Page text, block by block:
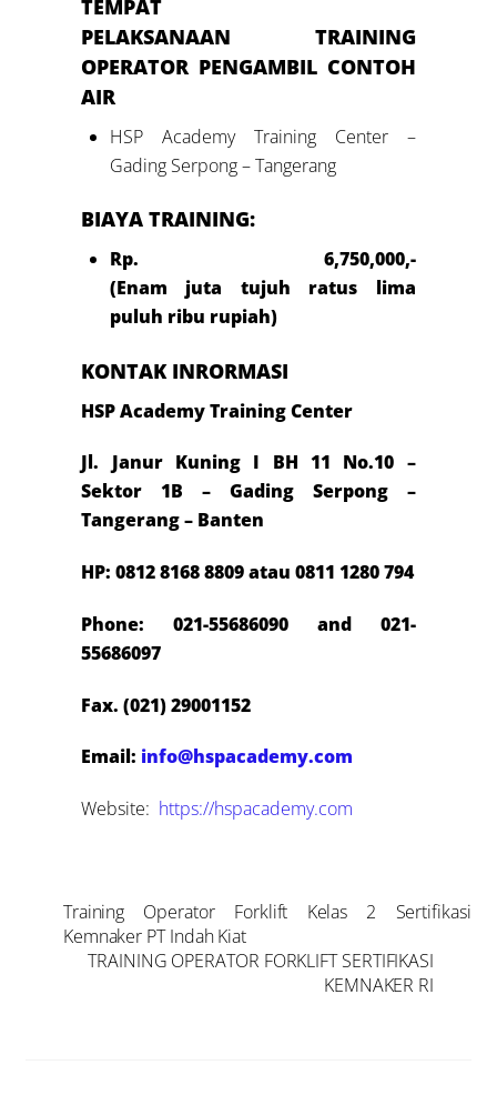
TEMPAT
PELAKSANAAN TRAINING
OPERATOR PENGAMBIL CONTOH
AIR
HSP Academy Training Center –
Gading Serpong – Tangerang
BIAYA TRAINING:
Rp. 6,750,000,-
(Enam juta tujuh ratus lima
puluh ribu rupiah)
KONTAK INRORMASI
HSP Academy Training Center
Jl. Janur Kuning I BH 11 No.10 –
Sektor 1B – Gading Serpong –
Tangerang – Banten
HP: 0812 8168 8809 atau 0811 1280 794
Phone: 021-55686090 and 021-
55686097
Fax. (021) 29001152
Email: info@hspacademy.com
Website: https://hspacademy.com
Training Operator Forklift Kelas 2 Sertifikasi
Kemnaker PT Indah Kiat
TRAINING OPERATOR FORKLIFT SERTIFIKASI
KEMNAKER RI